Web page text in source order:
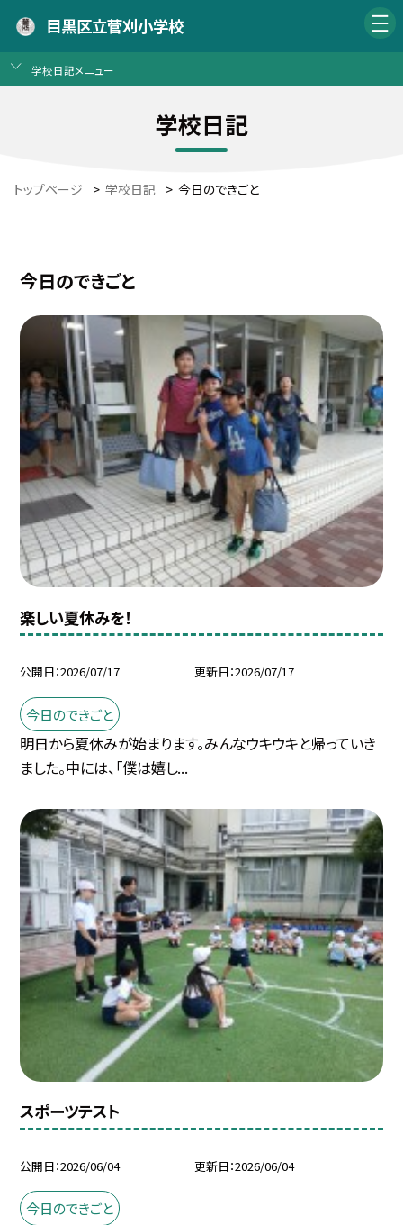
目黒区立菅刈小学校
学校日記メニュー
学校日記
トップページ > 学校日記 > 今日のできごと
今日のできごと
楽しい夏休みを！
公開日 2026/07/17 更新日 2026/07/17
今日のできごと
明日から夏休みが始まります。みんなウキウキと帰っていき
ました。中には、「僕は嬉し...
スポーツテスト
公開日 2026/06/04 更新日 2026/06/04
今日のできごと